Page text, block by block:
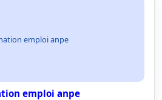
emploi anpe
emploi anpe